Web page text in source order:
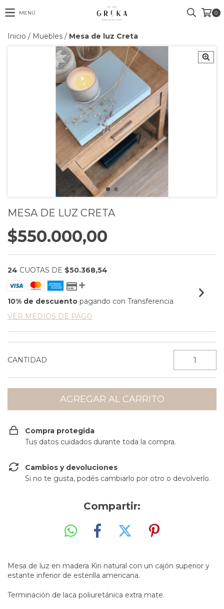
MENÚ 0
Inicio / Muebles / Mesa de luz Creta
MESA DE LUZ CRETA
$550.000,00
24 CUOTAS DE $50.368,54
10% de descuento pagando con Transferencia
VER MEDIOS DE PAGO
CANTIDAD
Compra protegida
Tus datos cuidados durante toda la compra.
Cambios y devoluciones
Si no te gusta, podés cambiarlo por otro o devolverlo.
Compartir:
Mesa de luz en madera Kiri natural con un cajón superior y
estante inferior de esterilla americana.
Terminación de laca poliuretánica extra mate.